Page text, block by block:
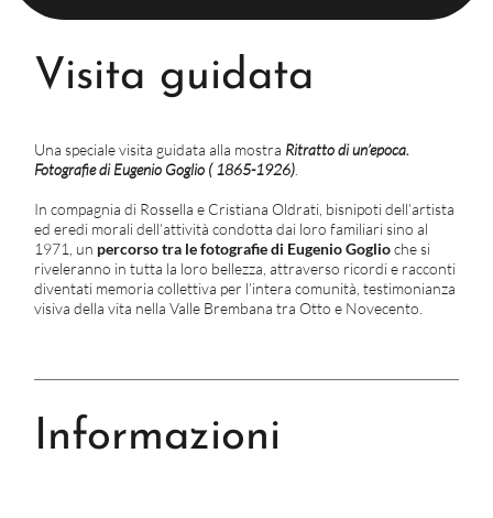
Visita guidata
Una speciale visita guidata alla mostra Ritratto di un’epoca.
Fotografie di Eugenio Goglio ( 1865-1926)
In compagnia di Rossella e Cristiana Oldrati, bisnipoti dell’artista
ed eredi morali dell’attività condotta dai loro familiari sino al
1971, un percorso tra le fotografie di Eugenio Goglioche si
riveleranno in tutta la loro bellezza, attraverso ricordi e racconti
diventati memoria collettiva per l’intera comunità, testimonianza
visiva della vita nella Valle Brembana tra Otto e Novecento.
Informazioni